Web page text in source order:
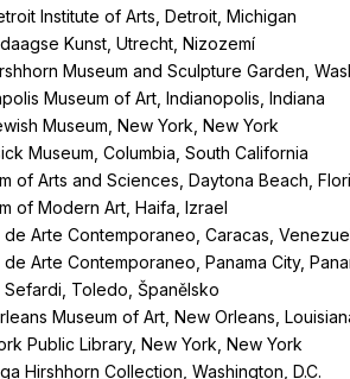
Institute of Arts, Detroit, Michigan
Kunst, Utrecht, Nizozemí
Museum and Sculpture Garden,
Museum of Art, Indianopolis, Indiana
Museum, New York, New York
Museum, Columbia, South California
of Arts and Sciences, Daytona Beach,
of Modern Art, Haifa, Izrael
de Arte Contemporaneo, Caracas,
Arte Contemporaneo, Panama City,
Sefardi, Toledo, Španělsko
Museum of Art, New Orleans,
Public Library, New York, New York
Hirshhorn Collection, Washington, D.C.